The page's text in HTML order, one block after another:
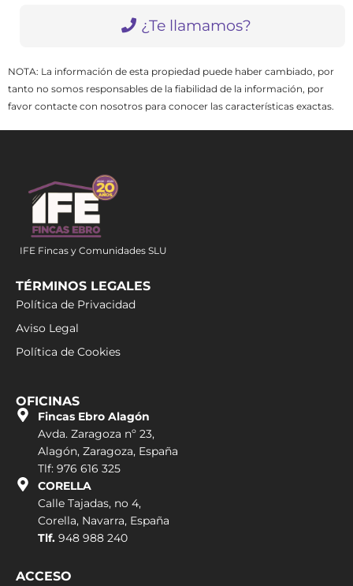
¿Te llamamos?
NOTA: La información de esta propiedad puede haber cambiado, por
tanto no somos responsables de la fiabilidad de la información, por
favor contacte con nosotros para conocer las características exactas.
IFE Fincas y Comunidades SLU
TÉRMINOS LEGALES
Política de Privacidad
Aviso Legal
Política de Cookies
OFICINAS
Fincas Ebro Alagón
Avda. Zaragoza nº 23,
Alagón, Zaragoza, España
Tlf: 976 616 325
CORELLA
Calle Tajadas, no 4,
Corella, Navarra, España
Tlf. 948 988 240
ACCESO